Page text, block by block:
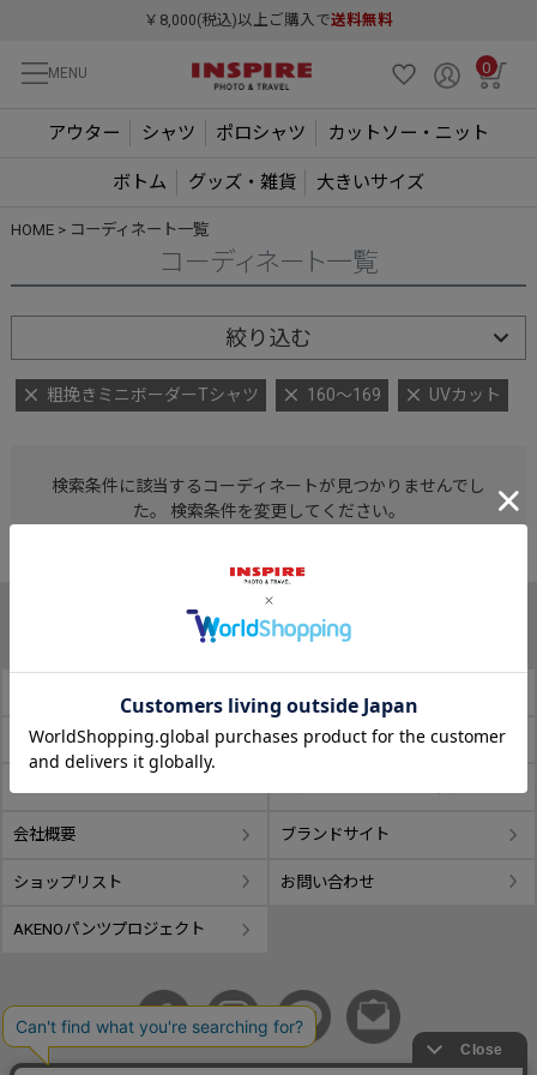
￥8,000(税込)以上ご購入で送料無料
MENU 0
アウター シャツ ポロシャツ カットソー・ニット
ボトム グッズ・雑貨 大きいサイズ
HOME コーディネート一覧
コーディネート一覧
絞り込む
粗挽きミニボーダーTシャツ 160～169 UVカット
検索条件に該当するコーディネートが見つかりませんでし
た。 検索条件を変更してください。
INFORMATION
配送について ポイントについて
会社概要 ブランドサイト
ショップリスト お問い合わせ
AKENOパンツプロジェクト